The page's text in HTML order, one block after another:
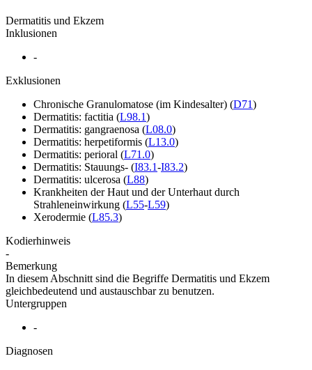
Dermatitis und Ekzem
Inklusionen
-
Exklusionen
Chronische Granulomatose (im Kindesalter) (D71)
Dermatitis: factitia (L98.1)
Dermatitis: gangraenosa (L08.0)
Dermatitis: herpetiformis (L13.0)
Dermatitis: perioral (L71.0)
Dermatitis: Stauungs- (I83.1-I83.2)
Dermatitis: ulcerosa (L88)
Krankheiten der Haut und der Unterhaut durch
Strahleneinwirkung (L55-L59)
Xerodermie (L85.3)
Kodierhinweis
-
Bemerkung
In diesem Abschnitt sind die Begriffe Dermatitis und Ekzem
gleichbedeutend und austauschbar zu benutzen.
Untergruppen
-
Diagnosen